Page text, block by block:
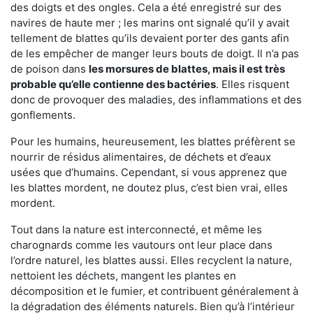
des doigts et des ongles. Cela a été enregistré sur des
navires de haute mer ; les marins ont signalé qu’il y avait
tellement de blattes qu’ils devaient porter des gants afin
de les empêcher de manger leurs bouts de doigt. Il n’a pas
de poison dans les morsures de blattes, mais il est très
probable qu’elle contienne des bactéries. Elles risquent
donc de provoquer des maladies, des inflammations et des
gonflements.
Pour les humains, heureusement, les blattes préfèrent se
nourrir de résidus alimentaires, de déchets et d’eaux
usées que d’humains. Cependant, si vous apprenez que
les blattes mordent, ne doutez plus, c’est bien vrai, elles
mordent.
Tout dans la nature est interconnecté, et même les
charognards comme les vautours ont leur place dans
l’ordre naturel, les blattes aussi. Elles recyclent la nature,
nettoient les déchets, mangent les plantes en
décomposition et le fumier, et contribuent généralement à
la dégradation des éléments naturels. Bien qu’à l’intérieur